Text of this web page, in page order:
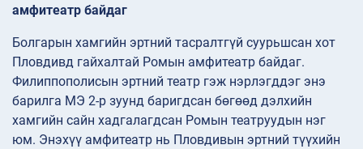
амфитеатр байдаг
Болгарын хамгийн эртний тасралтгүй суурьшсан хот
Пловдивд гайхалтай Ромын амфитеатр байдаг.
Филиппополисын эртний театр гэж нэрлэгддэг энэ
барилга МЭ 2-р зуунд баригдсан бөгөөд дэлхийн
хамгийн сайн хадгалагдсан Ромын театруудын нэг
юм. Энэхүү амфитеатр нь Пловдивын эртний түүхийн